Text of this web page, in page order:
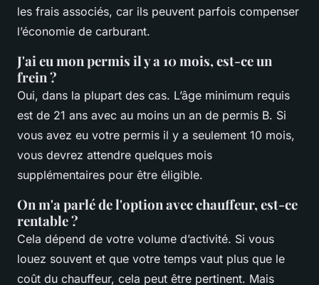
les frais associés, car ils peuvent parfois compenser
l’économie de carburant.
J'ai eu mon permis il y a 10 mois, est-ce un
frein ?
Oui, dans la plupart des cas. L’âge minimum requis
est de 21 ans avec au moins un an de permis B. Si
vous avez eu votre permis il y a seulement 10 mois,
vous devrez attendre quelques mois
supplémentaires pour être éligible.
On m'a parlé de l'option avec chauffeur, est-ce
rentable ?
Cela dépend de votre volume d’activité. Si vous
louez souvent et que votre temps vaut plus que le
coût du chauffeur, cela peut être pertinent. Mais